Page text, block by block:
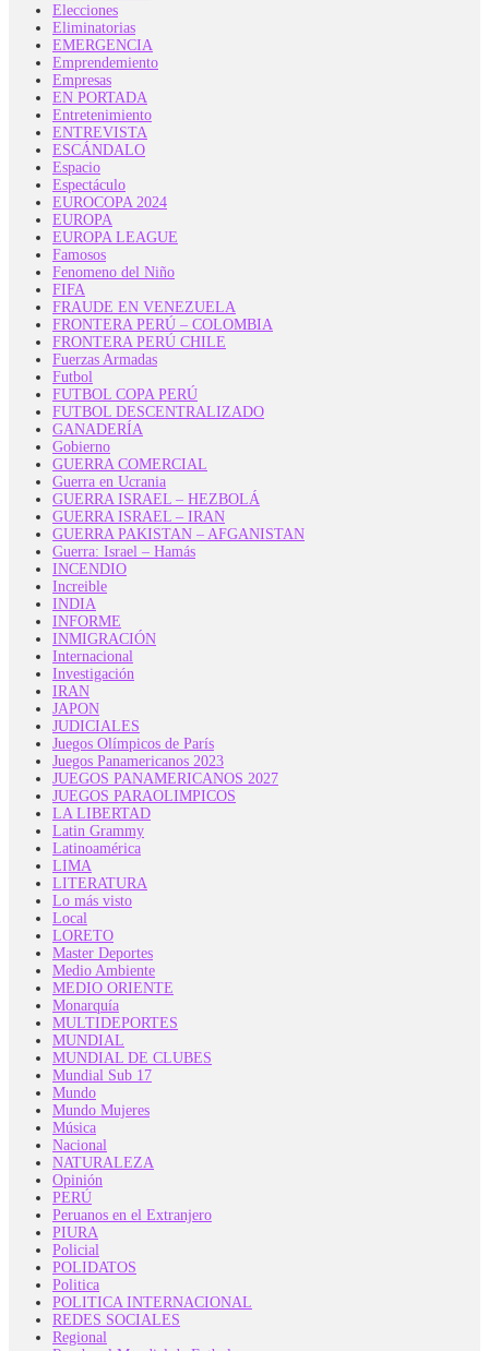
Elecciones
Eliminatorias
EMERGENCIA
Emprendemiento
Empresas
EN PORTADA
Entretenimiento
ENTREVISTA
ESCÁNDALO
Espacio
Espectáculo
EUROCOPA 2024
EUROPA
EUROPA LEAGUE
Famosos
Fenomeno del Niño
FIFA
FRAUDE EN VENEZUELA
FRONTERA PERÚ – COLOMBIA
FRONTERA PERÚ CHILE
Fuerzas Armadas
Futbol
FUTBOL COPA PERÚ
FUTBOL DESCENTRALIZADO
GANADERÍA
Gobierno
GUERRA COMERCIAL
Guerra en Ucrania
GUERRA ISRAEL – HEZBOLÁ
GUERRA ISRAEL – IRAN
GUERRA PAKISTAN – AFGANISTAN
Guerra: Israel – Hamás
INCENDIO
Increible
INDIA
INFORME
INMIGRACIÓN
Internacional
Investigación
IRAN
JAPON
JUDICIALES
Juegos Olímpicos de París
Juegos Panamericanos 2023
JUEGOS PANAMERICANOS 2027
JUEGOS PARAOLIMPICOS
LA LIBERTAD
Latin Grammy
Latinoamérica
LIMA
LITERATURA
Lo más visto
Local
LORETO
Master Deportes
Medio Ambiente
MEDIO ORIENTE
Monarquía
MULTIDEPORTES
MUNDIAL
MUNDIAL DE CLUBES
Mundial Sub 17
Mundo
Mundo Mujeres
Música
Nacional
NATURALEZA
Opinión
PERÚ
Peruanos en el Extranjero
PIURA
Policial
POLIDATOS
Politica
POLITICA INTERNACIONAL
REDES SOCIALES
Regional